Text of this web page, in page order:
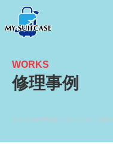
タイヤの経年劣化｜スーツケース修理
WORKS
修理事例